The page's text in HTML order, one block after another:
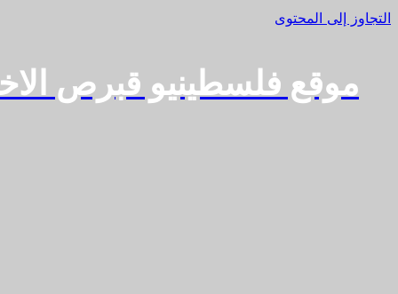
التجاوز إلى المحتوى
موقع فلسطينيو قبرص